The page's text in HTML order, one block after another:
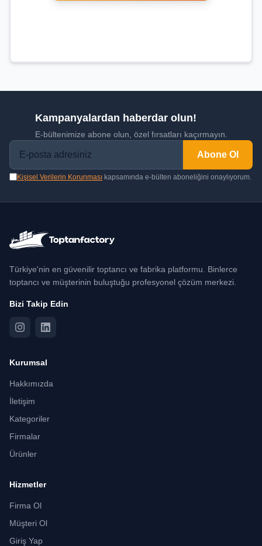
Kampanyalardan haberdar olun!
E-bültenimize abone olun, özel fırsatları kaçırmayın.
Abone Ol
Kişisel Verilerin Korunması kapsamında e-bülten aboneliğini onaylıyorum.
Türkiye'nin en güvenilir toptancı ve fabrika platformu. Binlerce
toptancı ve müşterinin buluştuğu profesyonel çözüm merkezi.
Bizi Takip Edin
Kurumsal
Hakkımızda
İletişim
Kategoriler
Firmalar
Ürünler
Hizmetler
Firma Ol
Müşteri Ol
Giriş Yap